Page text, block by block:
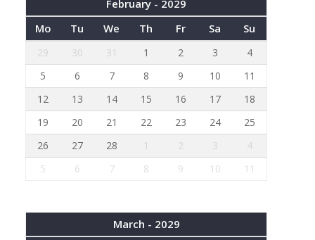
February - 2029
Mo
Tu We Th Fr Sa Su
29 30 31 1 2 3
4
5
6 7 8 9 10
11
12
13 14 15 16 17
18
19
20 21 22 23 24
25
26
27 28 1 2 3
4
5
6 7 8 9 10 11
March - 2029